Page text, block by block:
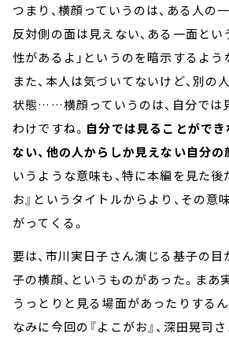
つまり、横顔っていうのは、ある人の
反対側の面は見えない、ある一面とい
性があるよ」というのを暗示するよう
また、本人は気づいてないけど、別の
状態……横顔っていうのは、自分では
わけですね。 自分では見ることができ
ない、他の人からしか見えない自分の
いうような意味も、特に本編を見た後
お』というタイトルからより、その意
がってくる。
要は、市川実日子さん演じる基子の目
子の横顔、というものがあった。まあ
うっとりと見る場面があったりするん
なみに今回の『よこがお』、深田晃司